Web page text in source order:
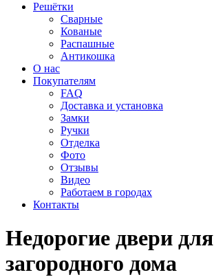
Решётки
Сварные
Кованые
Распашные
Антикошка
О нас
Покупателям
FAQ
Доставка и установка
Замки
Ручки
Отделка
Фото
Отзывы
Видео
Работаем в городах
Контакты
Недорогие двери для
загородного дома